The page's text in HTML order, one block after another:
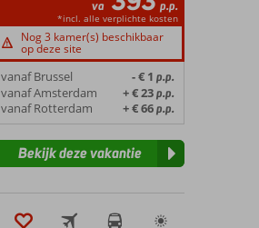
va p.p.
*incl. alle verplichte kosten
Nog 3 kamer(s) beschikbaar
op deze site
vanaf Brussel - € 1 p.p.
vanaf Amsterdam + € 23p.p.
vanaf Rotterdam + € 66p.p.
Bekijk deze vakantie